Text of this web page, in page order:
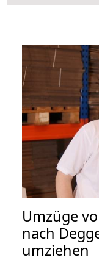
Umzüge
nach
umziehen